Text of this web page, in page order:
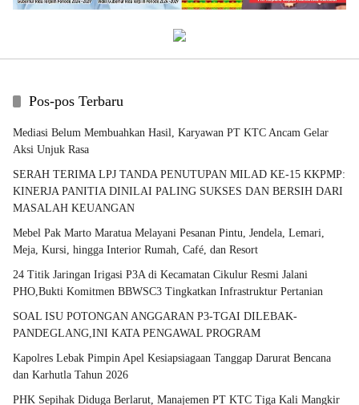
Pos-pos Terbaru
Mediasi Belum Membuahkan Hasil, Karyawan PT KTC Ancam Gelar
Aksi Unjuk Rasa
SERAH TERIMA LPJ TANDA PENUTUPAN MILAD KE-15 KKPMP:
KINERJA PANITIA DINILAI PALING SUKSES DAN BERSIH DARI
MASALAH KEUANGAN
Mebel Pak Marto Maratua Melayani Pesanan Pintu, Jendela, Lemari,
Meja, Kursi, hingga Interior Rumah, Café, dan Resort
24 Titik Jaringan Irigasi P3A di Kecamatan Cikulur Resmi Jalani
PHO,Bukti Komitmen BBWSC3 Tingkatkan Infrastruktur Pertanian
SOAL ISU POTONGAN ANGGARAN P3-TGAI DILEBAK-
PANDEGLANG,INI KATA PENGAWAL PROGRAM
Kapolres Lebak Pimpin Apel Kesiapsiagaan Tanggap Darurat Bencana
dan Karhutla Tahun 2026
PHK Sepihak Diduga Berlarut, Manajemen PT KTC Tiga Kali Mangkir